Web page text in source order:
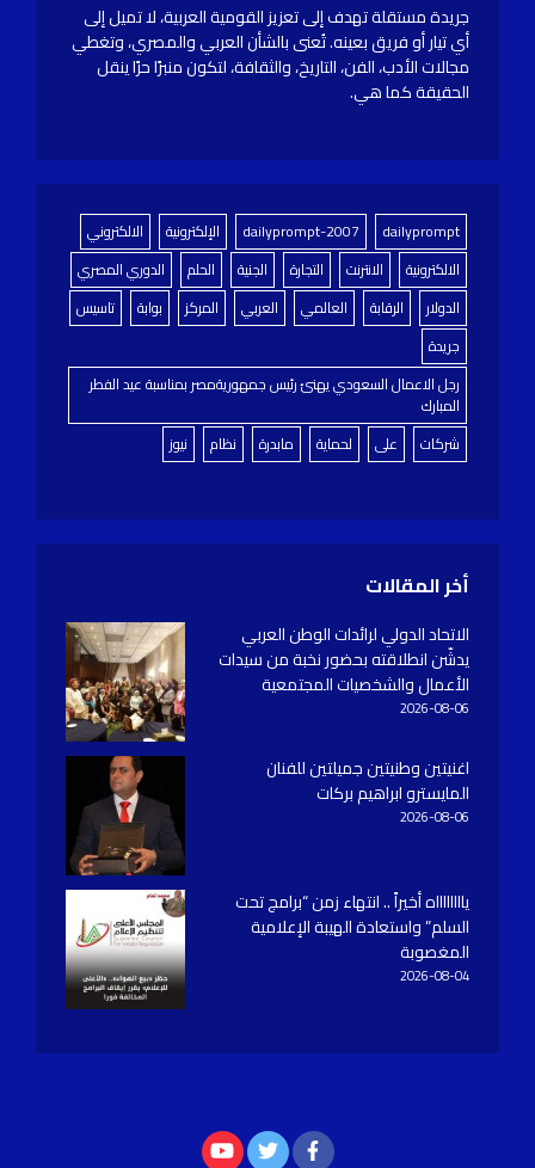
جريدة مستقلة تهدف إلى تعزيز القومية العربية، لا تميل إلى
أي تيار أو فريق بعينه. تُعنى بالشأن العربي والمصري، وتغطي
مجالات الأدب، الفن، التاريخ، والثقافة، لتكون منبرًا حرًا ينقل
الحقيقة كما هي.
dailyprompt
dailyprompt-2007 الإلكترونية
الالكتروني
الالكترونية
الانترنت التجارة الجنية الحلم
الدوري المصري
الدولار
الرقابة العالمي العربي المركز بوابة
تاسيس
جريدة
رجل الاعمال السعودي يهنئ رئيس جمهوريةمصر بمناسبة عيد الفطر
المبارك
شركات
على لحماية مابدرة نظام نيوز
أخر المقالات
الاتحاد الدولي لرائدات الوطن العربي
يدشّن انطلاقته بحضور نخبة من سيدات
الأعمال والشخصيات المجتمعية
2026-08-06
اغنيتين وطنيتين جميلتين للفنان
المايسترو ابراهيم بركات
2026-08-06
يااااااااه أخيراً .. انتهاء زمن “برامج تحت
السلم” واستعادة الهيبة الإعلامية
المغصوبة
2026-08-04